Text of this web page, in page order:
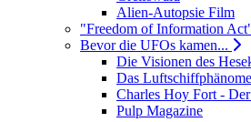
Alien-Autopsie Film
"Freedom of Information
Bevor die UFOs kamen...
Die Visionen des
Das
Charles Hoy Fort -
Pulp Magazine